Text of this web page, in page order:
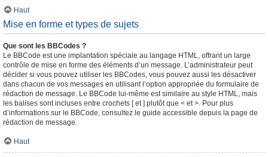
Haut
Mise en forme et types de sujets
Que sont les BBCodes ?
Le BBCode est une implantation spéciale au langage HTML, offrant un large
contrôle de mise en forme des éléments d’un message. L’administrateur peut
décider si vous pouvez utiliser les BBCodes, vous pouvez aussi les désactiver
dans chacun de vos messages en utilisant l’option appropriée du formulaire de
rédaction de message. Le BBCode lui-même est similaire au style HTML, mais
les balises sont incluses entre crochets [ et ] plutôt que < et >. Pour plus
d’informations sur le BBCode, consultez le guide accessible depuis la page de
rédaction de message.
Haut